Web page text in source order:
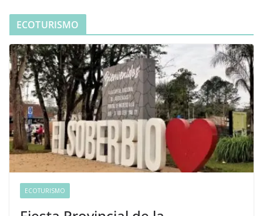
ECOTURISMO
ECOTURISMO